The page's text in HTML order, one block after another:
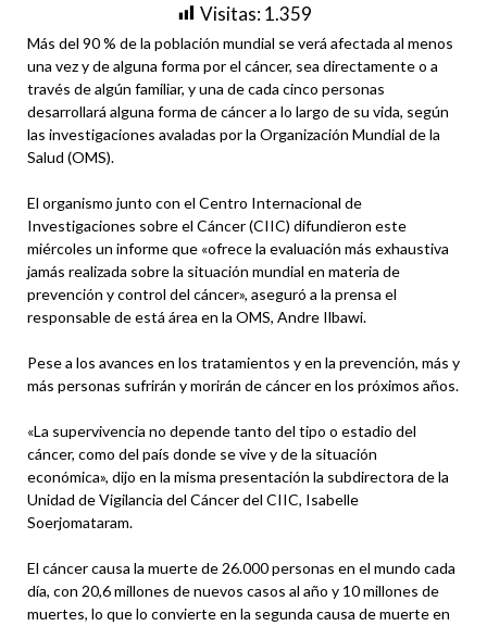
Visitas:1.359
Más del 90 % de la población mundial se verá afectada al menos
una vez y de alguna forma por el cáncer, sea directamente o a
través de algún familiar, y una de cada cinco personas
desarrollará alguna forma de cáncer a lo largo de su vida, según
las investigaciones avaladas por la Organización Mundial de la
Salud (OMS).
El organismo junto con el Centro Internacional de
Investigaciones sobre el Cáncer (CIIC) difundieron este
miércoles un informe que «ofrece la evaluación más exhaustiva
jamás realizada sobre la situación mundial en materia de
prevención y control del cáncer», aseguró a la prensa el
responsable de está área en la OMS, Andre Ilbawi.
Pese a los avances en los tratamientos y en la prevención, más y
más personas sufrirán y morirán de cáncer en los próximos años.
«La supervivencia no depende tanto del tipo o estadio del
cáncer, como del país donde se vive y de la situación
económica», dijo en la misma presentación la subdirectora de la
Unidad de Vigilancia del Cáncer del CIIC, Isabelle
Soerjomataram.
El cáncer causa la muerte de 26.000 personas en el mundo cada
día, con 20,6 millones de nuevos casos al año y 10 millones de
muertes, lo que lo convierte en la segunda causa de muerte en